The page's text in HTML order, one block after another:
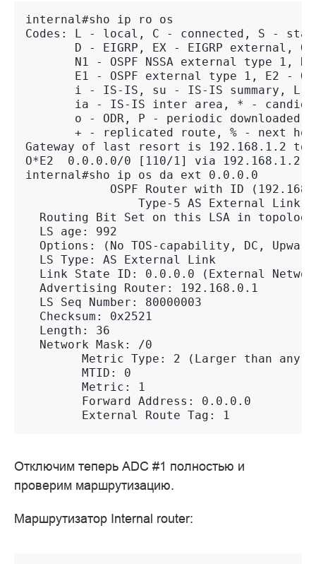
internal#sho ip ro os
Codes: L - local, C - connected, S -
D - EIGRP, EX - EIGRP external, O
N1 - OSPF NSSA external type 1,
E1 - OSPF external type 1, E2 -
i - IS-IS, su - IS-IS summary, L1
ia - IS-IS inter area, * -
o - ODR, P - periodic downloaded
+ - replicated route, % - next
Gateway of last resort is 192.168.1.2 to
O*E2  0.0.0.0/0 [110/1] via 192.168.1.2,
internal#sho ip os da ext 0.0.0.0
OSPF Router with ID
Type-5 AS External Link
Routing Bit Set on this LSA in
  LS age: 992
Options: (No TOS-capability, DC,
  LS Type: AS External Link
Link State ID: 0.0.0.0 (External
  Advertising Router: 192.168.0.1
  LS Seq Number: 80000003
  Checksum: 0x2521
  Length: 36
  Network Mask: /0
Metric Type: 2 (Larger than any
        MTID: 0
        Metric: 1
        Forward Address: 0.0.0.0
        External Route Tag: 1
Отключим теперь ADC #1 полностью и
проверим маршрутизацию.
Маршрутизатор Internal router: